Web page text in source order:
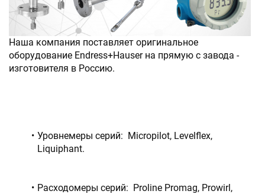
Наша компания поставляет оригинальное
оборудование Endress+Hauser на прямую с завода -
изготовителя в Россию.
Уровнемеры серий:  Micropilot, Levelflex,
Liquiphant.
Расходомеры серий:  Proline Promag, Prowirl,